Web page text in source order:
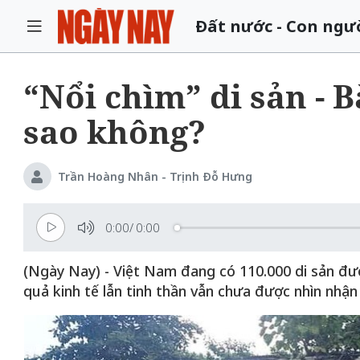
Đất nước - Con
“Nổi chìm” di sản -
sao không?
Trần Hoàng Nhân - Trịnh Đỗ Hưng
0:00/ 0:00
(Ngày Nay) - Việt Nam đang có 110.000 di sản
quả kinh tế lẫn tinh thần vẫn chưa được nhìn